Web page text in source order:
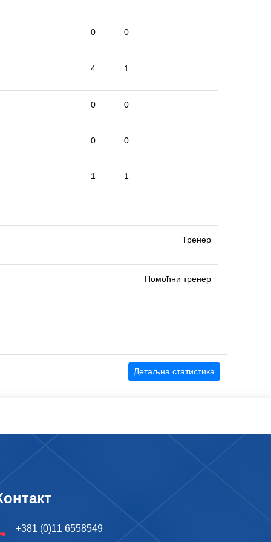
0 0
4 1
0 0
0 0
1 1
Тренер
Помоћни тренер
Детаљна статистика
+381 (0)11 6558549